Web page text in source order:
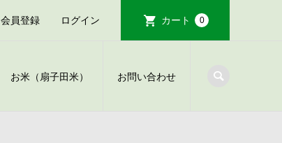
会員登録 ログイン カート 0
お米（扇子田米） お問い合わせ